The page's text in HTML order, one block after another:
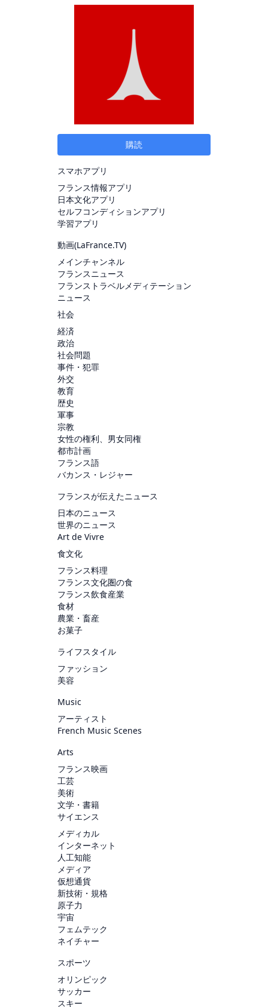
購読
スマホアプリ
フランス情報アプリ
日本文化アプリ
セルフコンディションアプリ
学習アプリ
動画(LaFrance.TV)
メインチャンネル
フランスニュース
フランストラベルメディテーション
ニュース
社会
経済
政治
社会問題
事件・犯罪
外交
教育
歴史
軍事
宗教
女性の権利、男女同権
都市計画
フランス語
バカンス・レジャー
フランスが伝えたニュース
日本のニュース
世界のニュース
Art de Vivre
食文化
フランス料理
フランス文化圏の食
フランス飲食産業
食材
農業・畜産
お菓子
ライフスタイル
ファッション
美容
Music
アーティスト
French Music Scenes
Arts
フランス映画
工芸
美術
文学・書籍
サイエンス
メディカル
インターネット
人工知能
メディア
仮想通貨
新技術・規格
原子力
宇宙
フェムテック
ネイチャー
スポーツ
オリンピック
サッカー
スキー